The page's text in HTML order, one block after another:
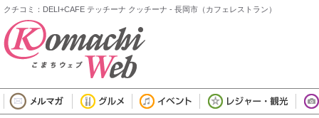
クチコミ：DELI+CAFE テッチーナ クッチーナ - 長岡市（カフェレストラン）